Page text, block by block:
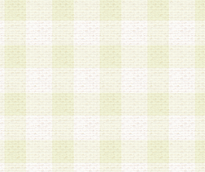
に当社所定の変更手続きを行うもの
要と認めた場合、会員に対して、電
録情報の対象者が会員登録者本人で
であること、アンケートの回答内容
るものとます。
員登録後当社が定期的に行う登録情
定の期間内に更新手続きを行うもの
新手続きを行わない場合、その時点
ントは失効されるものとします。